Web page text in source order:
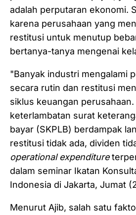
adalah perputaran ekonomi.
karena perusahaan yang
restitusi untuk menutup
bertanya-tanya mengenai
"Banyak industri mengalami
secara rutin dan restitusi
siklus keuangan
keterlambatan surat
bayar (SKPLB) berdampak
restitusi tidak ada, dividen
operational expenditure
dalam seminar Ikatan
Indonesia di Jakarta, Jumat
Menurut Ajib, salah satu